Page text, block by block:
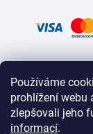
Používáme
prohlížení webu
zlepšovali jeho
informací.